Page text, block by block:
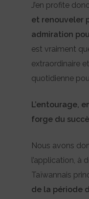
J’en profite
et renouveler
admiration
est vraiment
extraordinaire
quotidienne
L’entourage,
forge du
Nous avons
l’application, à
Taïwannais
de la période